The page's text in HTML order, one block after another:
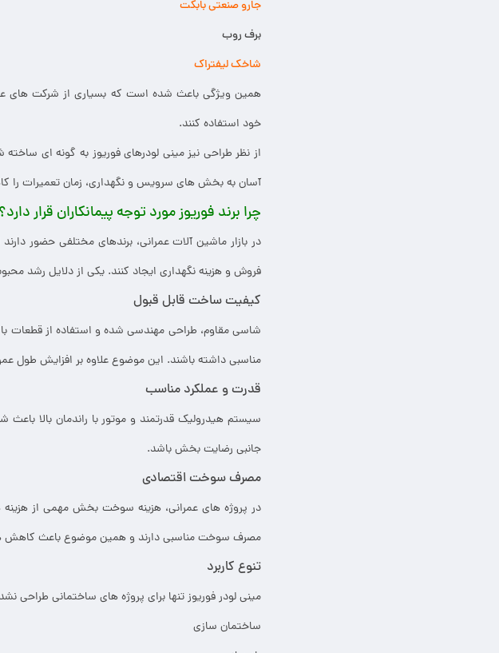
جارو صنعتی بابکت
برف روب
شاخک لیفتراک
همین ویژگی باعث شده است که بسیاری از شرکت های
خود استفاده کنند.
از نظر طراحی نیز مینی لودرهای فوریوز به گونه ای
آسان به بخش های سرویس و نگهداری، زمان تعمیرات را
چرا برند فوریوز مورد توجه پیمانکاران قرار دارد؟
در بازار ماشین آلات عمرانی، برندهای مختلفی حضور
فروش و هزینه نگهداری ایجاد کنند. یکی از دلایل رشد
کیفیت ساخت قابل قبول
شاسی مقاوم، طراحی مهندسی شده و استفاده از قطعات
مناسبی داشته باشند. این موضوع علاوه بر افزایش طول
قدرت و عملکرد مناسب
سیستم هیدرولیک قدرتمند و موتور با راندمان بالا
جانبی رضایت بخش باشد.
مصرف سوخت اقتصادی
در پروژه های عمرانی، هزینه سوخت بخش مهمی از هزینه
مصرف سوخت مناسبی دارند و همین موضوع باعث کاهش
تنوع کاربرد
مینی لودر فوریوز تنها برای پروژه های ساختمانی طراحی
ساختمان سازی